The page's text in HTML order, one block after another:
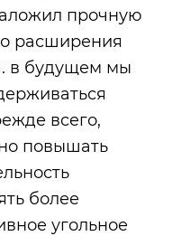
прочную
расширения
в будущем мы
всего,
повышать
более
угольное